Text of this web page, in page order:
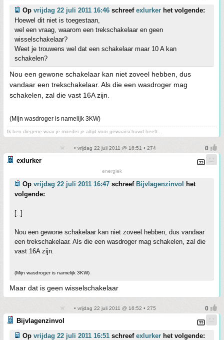
Op vrijdag 22 juli 2011 16:46 schreef exlurker het volgende:
Hoewel dit niet is toegestaan,
wel een vraag, waarom een trekschakelaar en geen
wisselschakelaar?
Weet je trouwens wel dat een schakelaar maar 10 A kan
schakelen?
Nou een gewone schakelaar kan niet zoveel hebben, dus
vandaar een trekschakelaar. Als die een wasdroger mag
schakelen, zal die vast 16A zijn.
(Mijn wasdroger is namelijk 3KW)
Ik ben diegene waar je moeder je altijd voor gewaarschuwd heeft...
• vrijdag 22 juli 2011 @ 16:51 • 274
exlurker
energiek
Op vrijdag 22 juli 2011 16:47 schreef Bijvlagenzinvol
het
volgende:
[..]
Nou een gewone schakelaar kan niet zoveel hebben, dus vandaar
een trekschakelaar. Als die een wasdroger mag schakelen, zal die
vast 16A zijn.
(Mijn wasdroger is namelijk 3KW)
Maar dat is geen wisselschakelaar
• vrijdag 22 juli 2011 @ 16:52 • 275
Bijvlagenzinvol
Op vrijdag 22 juli 2011 16:51 schreef exlurker het volgende: